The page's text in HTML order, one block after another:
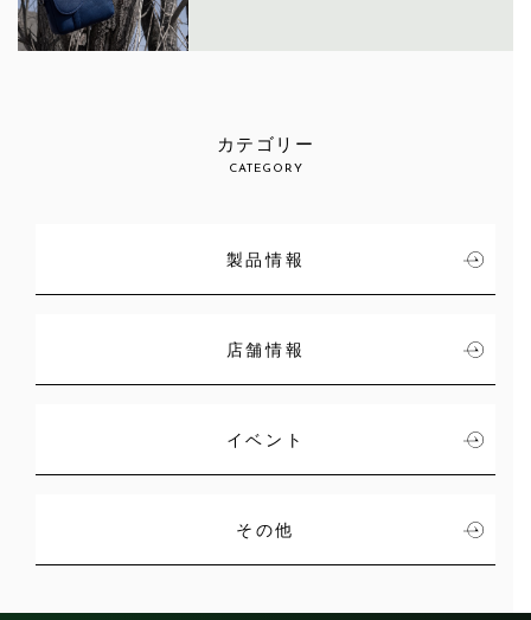
カテゴリー
CATEGORY
製品情報
店舗情報
イベント
その他